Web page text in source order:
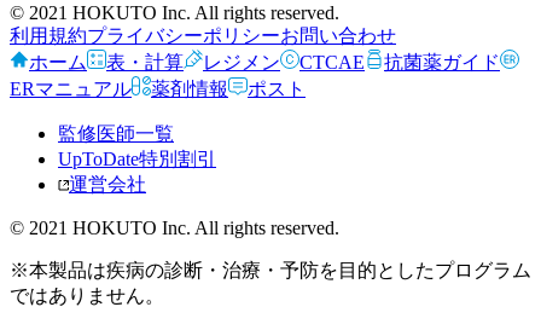
© 2021 HOKUTO Inc. All rights reserved.
利用規約プライバシーポリシーお問い合わせ
ホーム
表・計算 レジメン CTCAE
抗菌薬ガイド
ERマニュアル
薬剤情報 ポスト
監修医師一覧
UpToDate特別割引
運営会社
© 2021 HOKUTO Inc. All rights reserved.
※本製品は疾病の診断・治療・予防を目的としたプログラム
ではありません。